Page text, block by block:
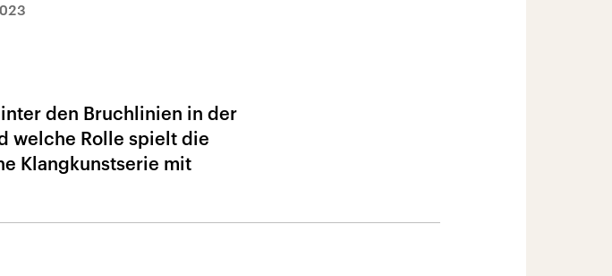
den Bruchlinien in der
welche Rolle spielt die
Klangkunstserie mit